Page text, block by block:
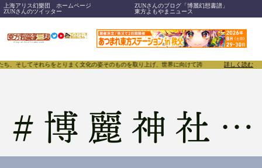
上海アリス幻樂団 ホームページ
ZUNさんのブログ「博麗幻想書譜」
ZUNさんのツイッター
東方よもやまニュース
それらをとりまく文化の姿そのものを取り上げ、世界に向けて誇らしく発信することで、
詳しく読む
# 博麗神社春祭り